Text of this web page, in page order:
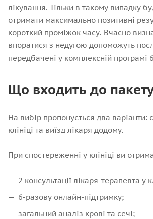
лікування. Тільки в такому випадку
отримати максимально позитивні
короткий проміжок часу. Вчасно
впоратися з недугою допоможуть
передбачені у комплексній програмі
Що входить до
На вибір пропонується два варіанти:
клініці та виїзд лікаря додому.
При спостереженні у клініці ви
2 консультації лікаря-терапевта у
6-разову онлайн-підтримку;
загальний аналіз крові та сечі;